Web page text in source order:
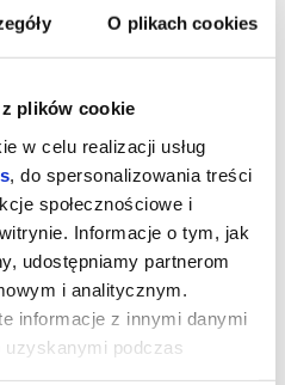
O plikach cookies
plików cookie
w celu realizacji usług
, do spersonalizowania treści
społecznościowe i
Informacje o tym, jak
udostępniamy partnerom
i analitycznym.
informacje z innymi danymi
uzyskanymi podczas